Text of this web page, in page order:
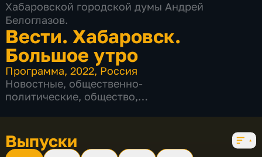
Хабаровской городской думы Андрей
Белоглазов.
Вести. Хабаровск.
Большое утро
Программа,2022, Россия
Новостные, общественно-
политические, общество,
Выпуски